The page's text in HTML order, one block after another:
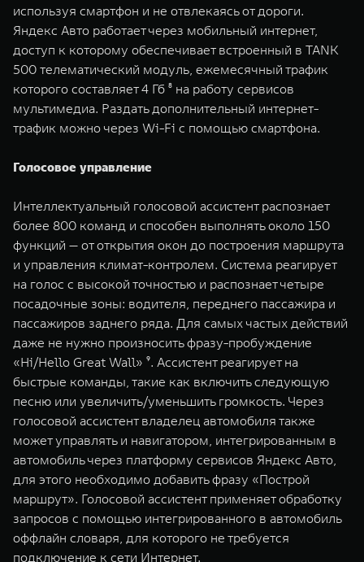
используя смартфон и не отвлекаясь от дороги.
Яндекс Авто работает через мобильный интернет,
доступ к которому обеспечивает встроенный в TANK
500 телематический модуль, ежемесячный трафик
которого составляет 4 Гб ⁸ на работу сервисов
мультимедиа. Раздать дополнительный интернет-
трафик можно через Wi-Fi с помощью смартфона.
Голосовое управление
Интеллектуальный голосовой ассистент распознает
более 800 команд и способен выполнять около 150
функций — от открытия окон до построения маршрута
и управления климат-контролем. Система реагирует
на голос с высокой точностью и распознает четыре
посадочные зоны: водителя, переднего пассажира и
пассажиров заднего ряда. Для самых частых действий
даже не нужно произносить фразу-пробуждение
«Hi/Hello Great Wall» ⁹. Ассистент реагирует на
быстрые команды, такие как включить следующую
песню или увеличить/уменьшить громкость. Через
голосовой ассистент владелец автомобиля также
может управлять и навигатором, интегрированным в
автомобиль через платформу сервисов Яндекс Авто,
для этого необходимо добавить фразу «Построй
маршрут». Голосовой ассистент применяет обработку
запросов с помощью интегрированного в автомобиль
оффлайн словаря, для которого не требуется
подключение к сети Интернет.